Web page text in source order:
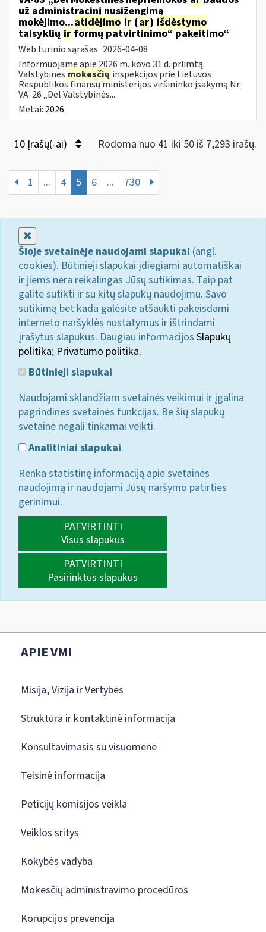
už administracinį nusižengimą
mokėjimo...atidėjimo ir (ar) išdėstymo
taisyklių ir formų patvirtinimo“ pakeitimo“
Web turinio sąrašas 2026-04-08
Informuojame apie 2026 m. kovo 31 d. priimtą
Valstybinės mokesčių inspekcijos prie Lietuvos
Respublikos finansų ministerijos viršininko įsakymą Nr.
VA-26 „Dėl Valstybinės...
Metai: 2026
10 Įrašų(-ai) Rodoma nuo 41 iki 50 iš 7,293 irašų.
1 ... 4 5 6 ... 730
Šioje svetainėje naudojami slapukai (angl.
cookies). Būtinieji slapukai įdiegiami automatiškai
ir jiems nėra reikalingas Jūsų sutikimas. Taip pat
galite sutikti ir su kitų slapukų naudojimu. Savo
sutikimą bet kada galėsite atšaukti pakeisdami
interneto naršyklės nustatymus ir ištrindami
įrašytus slapukus. Daugiau informacijos Slapukų
politika; Privatumo politika.
Būtinieji slapukai
Naudojami sklandžiam svetainės veikimui ir įgalina
pagrindines svetainės funkcijas. Be šių slapukų
svetainė negali tinkamai veikti.
Analitiniai slapukai
Renka statistinę informaciją apie svetainės
naudojimą ir naudojami Jūsų naršymo patirties
gerinimui.
PATVIRTINTI
Visus slapukus
PATVIRTINTI
Pasirinktus slapukus
APIE VMI
Misija, Vizija ir Vertybės
Struktūra ir kontaktinė informacija
Konsultavimasis su visuomene
Teisinė informacija
Peticijų komisijos veikla
Veiklos sritys
Kokybės vadyba
Mokesčių administravimo procedūros
Korupcijos prevencija